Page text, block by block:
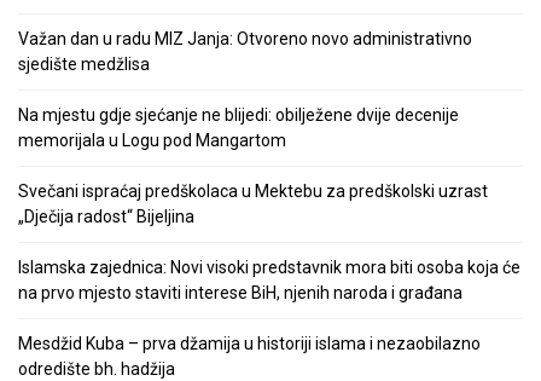
Važan dan u radu MIZ Janja: Otvoreno novo administrativno
sjedište medžlisa
Na mjestu gdje sjećanje ne blijedi: obilježene dvije decenije
memorijala u Logu pod Mangartom
Svečani ispraćaj predškolaca u Mektebu za predškolski uzrast
„Dječija radost“ Bijeljina
Islamska zajednica: Novi visoki predstavnik mora biti osoba koja će
na prvo mjesto staviti interese BiH, njenih naroda i građana
Mesdžid Kuba – prva džamija u historiji islama i nezaobilazno
odredište bh. hadžija